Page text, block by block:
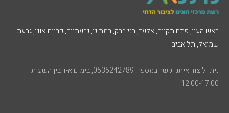
ראש העין, פתח תקווה, אלעד, בני ברק, רמת גן, גבעתיים, קריית אונו, גבעת
שמואל, תל אביב
ניתן ליצור איתנו קשר במספר: 0535242789, בימים א-ד בין השעות
12:00-17:00.